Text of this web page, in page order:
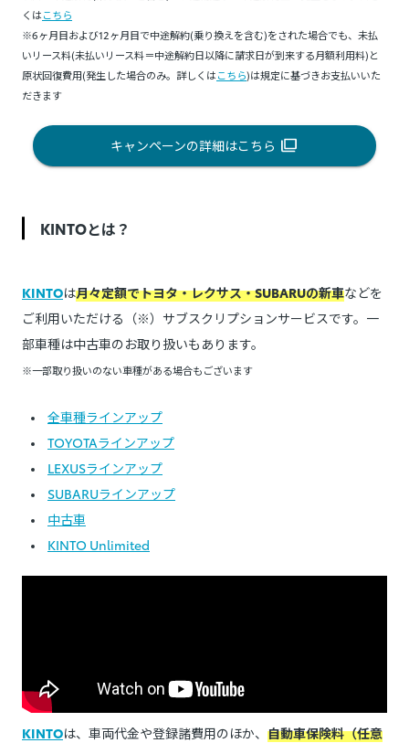
くはこちら
※6ヶ月目および12ヶ月目で中途解約(乗り換えを含む)をされた場合でも、未払
いリース料(未払いリース料＝中途解約日以降に請求日が到来する月額利用料)と
原状回復費用(発生した場合のみ。詳しくはこちら)は規定に基づきお支払いいた
だきます
キャンペーンの詳細はこちら
KINTOとは？
KINTOは月々定額でトヨタ・レクサス・SUBARUの新車などを
ご利用いただける（※）サブスクリプションサービスです。一
部車種は中古車のお取り扱いもあります。
※一部取り扱いのない車種がある場合もございます
全車種ラインアップ
TOYOTAラインアップ
LEXUSラインアップ
SUBARUラインアップ
中古車
KINTO Unlimited
KINTOは、車両代金や登録諸費用のほか、 自動車保険料（任意